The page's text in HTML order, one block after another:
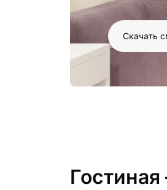
Скачать
Гостиная